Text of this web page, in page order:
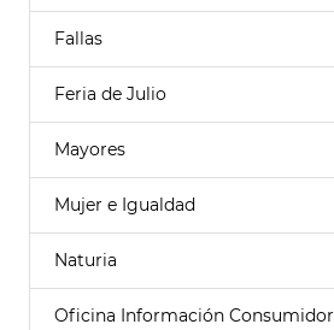
Fallas
Feria de Julio
Mayores
Mujer e Igualdad
Naturia
Oficina Información Consumidor